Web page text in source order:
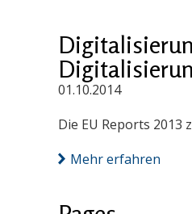
01.10.2014
Die EU Reports
Mehr erfahren